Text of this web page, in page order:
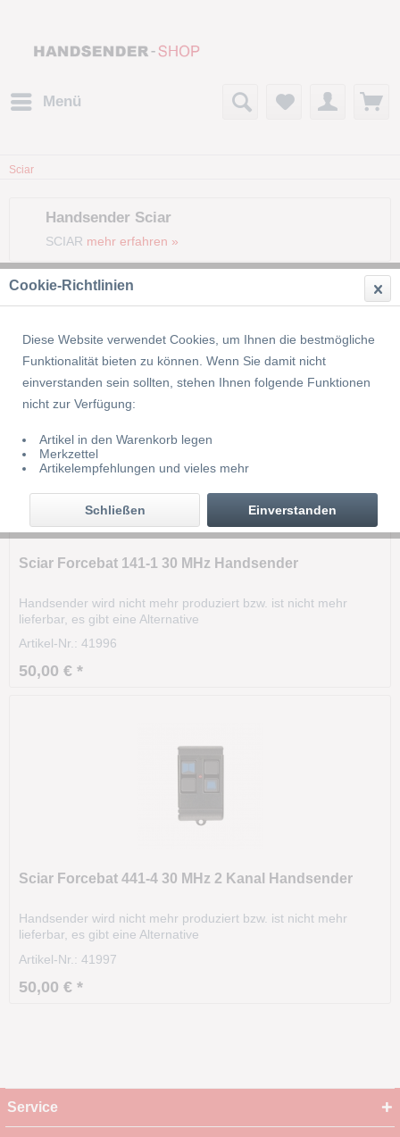
Menü
Sciar
Handsender Sciar
SCIAR mehr erfahren »
Filtern
Sciar Forcebat 141-1 30 MHz Handsender
Handsender wird nicht mehr produziert bzw. ist nicht mehr
lieferbar, es gibt eine Alternative
Artikel-Nr.: 41996
50,00 € *
Sciar Forcebat 441-4 30 MHz 2 Kanal Handsender
Handsender wird nicht mehr produziert bzw. ist nicht mehr
lieferbar, es gibt eine Alternative
Artikel-Nr.: 41997
50,00 € *
Service
Cookie-Richtlinien
Diese Website verwendet Cookies, um Ihnen die bestmögliche
Funktionalität bieten zu können. Wenn Sie damit nicht
einverstanden sein sollten, stehen Ihnen folgende Funktionen
nicht zur Verfügung:
Artikel in den Warenkorb legen
Merkzettel
Artikelempfehlungen und vieles mehr
Einverstanden
Schließen